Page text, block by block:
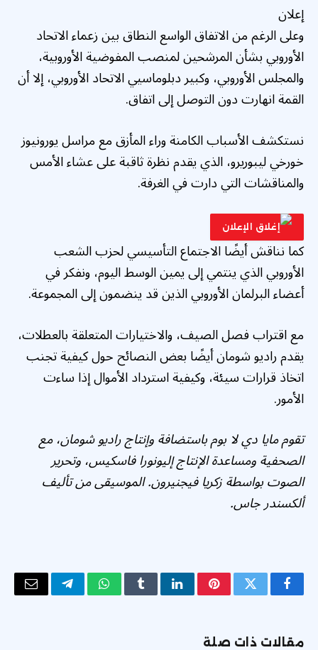
إعلان
وعلى الرغم من الاتفاق الواسع النطاق بين زعماء الاتحاد
الأوروبي بشأن المرشحين لمنصب المفوضية الأوروبية،
والمجلس الأوروبي، وكبير دبلوماسيي الاتحاد الأوروبي، إلا أن
القمة انهارت دون التوصل إلى اتفاق.
نستكشف الأسباب الكامنة وراء المأزق مع مراسل يورونيوز
خورخي ليبوريرو، الذي يقدم نظرة ثاقبة على عشاء الأمس
والمناقشات التي دارت في الغرفة.
كما نناقش أيضًا الاجتماع التأسيسي لحزب الشعب
الأوروبي الذي ينتمي إلى يمين الوسط اليوم، ونفكر في
أعضاء البرلمان الأوروبي الذين قد ينضمون إلى المجموعة.
مع اقتراب فصل الصيف، والاختيارات المتعلقة بالعطلات،
يقدم راديو شومان أيضًا بعض النصائح حول كيفية تجنب
اتخاذ قرارات سيئة، وكيفية استرداد الأموال إذا ساءت
الأمور.
تقوم مايا دي لا بوم باستضافة وإنتاج راديو شومان، مع
الصحفية ومساعدة الإنتاج إليونورا فاسكيس، وتحرير
الصوت بواسطة زكريا فيجنيرون. الموسيقى من تأليف
ألكسندر جاس.
فيسبوكتويتر بينتيريستلينكدإنTumblrواتسابتيلقرامالبريد
مقالات ذات صلة